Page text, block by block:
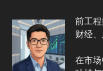
e
r
a
前工
财经
在市